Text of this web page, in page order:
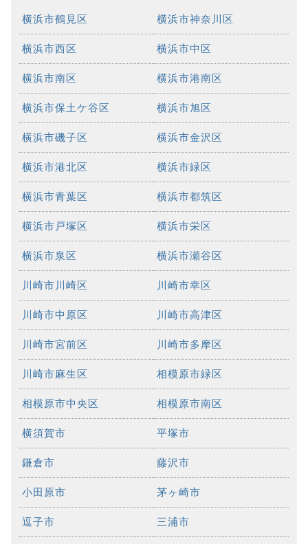
横浜市鶴見区 横浜市神奈川区
横浜市西区 横浜市中区
横浜市南区 横浜市港南区
横浜市保土ケ谷区 横浜市旭区
横浜市磯子区 横浜市金沢区
横浜市港北区 横浜市緑区
横浜市青葉区 横浜市都筑区
横浜市戸塚区 横浜市栄区
横浜市泉区 横浜市瀬谷区
川崎市川崎区 川崎市幸区
川崎市中原区 川崎市高津区
川崎市宮前区 川崎市多摩区
川崎市麻生区 相模原市緑区
相模原市中央区 相模原市南区
横須賀市 平塚市
鎌倉市 藤沢市
小田原市 茅ヶ崎市
逗子市 三浦市